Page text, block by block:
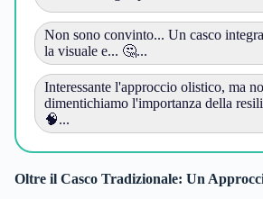
Non sono convinto... Un casco
la visuale e... 🤔...
Interessante l'approccio olistico, ma
dimentichiamo l'importanza della
🧠...
Oltre il Casco Tradizionale: Un